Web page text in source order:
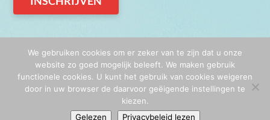
© De Vreugdefabriek 2026
Algemene voorwaarden
Website & illustraties:Rozelie Haaksman
We gebruiken cookies om er zeker van te zijn dat u onze
website zo goed mogelijk beleeft. We maken gebruik
functionele cookies. U kunt het gebruik van cookies weigeren
door in uw browser de daarvoor geëigende instellingen te
kiezen.
Gelezen
Privacybeleid lezen